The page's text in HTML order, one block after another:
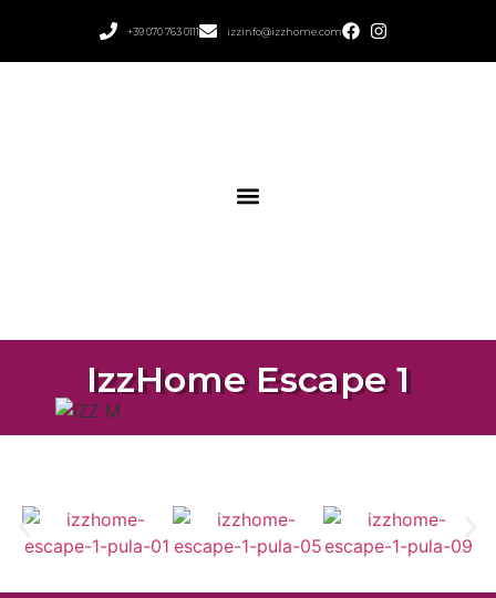
+39 070 763 0111 izzinfo@izzhome.com
IzzHome Escape 1